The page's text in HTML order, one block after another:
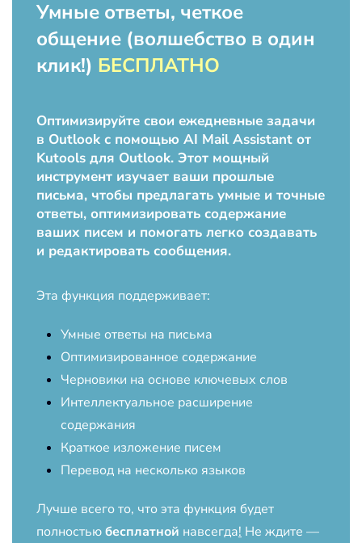
Умные ответы, четкое
общение (волшебство в один
клик!) БЕСПЛАТНО
Оптимизируйте свои ежедневные задачи
в Outlook с помощью AI Mail Assistant от
Kutools для Outlook. Этот мощный
инструмент изучает ваши прошлые
письма, чтобы предлагать умные и точные
ответы, оптимизировать содержание
ваших писем и помогать легко создавать
и редактировать сообщения.
Эта функция поддерживает:
Умные ответы на письма
Оптимизированное содержание
Черновики на основе ключевых слов
Интеллектуальное расширение
содержания
Краткое изложение писем
Перевод на несколько языков
Лучше всего то, что эта функция будет
полностьюбесплатной навсегда! Не ждите —